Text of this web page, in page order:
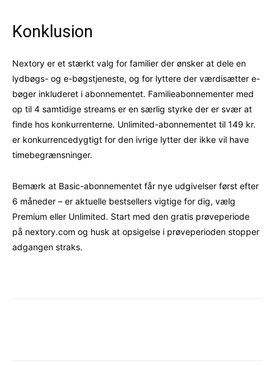
Konklusion
Nextory er et stærkt valg for familier der ønsker at dele en
lydbøgs- og e-bøgstjeneste, og for lyttere der værdisætter e-
bøger inkluderet i abonnementet. Familieabonnementer med
op til 4 samtidige streams er en særlig styrke der er svær at
finde hos konkurrenterne. Unlimited-abonnementet til 149 kr.
er konkurrencedygtigt for den ivrige lytter der ikke vil have
timebegrænsninger.
Bemærk at Basic-abonnementet får nye udgivelser først efter
6 måneder – er aktuelle bestsellers vigtige for dig, vælg
Premium eller Unlimited. Start med den gratis prøveperiode
på nextory.com og husk at opsigelse i prøveperioden stopper
adgangen straks.